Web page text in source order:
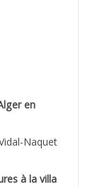
en
Naquet
à la villa